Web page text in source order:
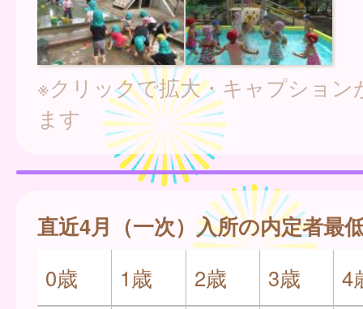
※クリックで拡大・キャプション
ます
直近4月（一次）入所の内定者最
0歳 1歳 2歳 3歳
4